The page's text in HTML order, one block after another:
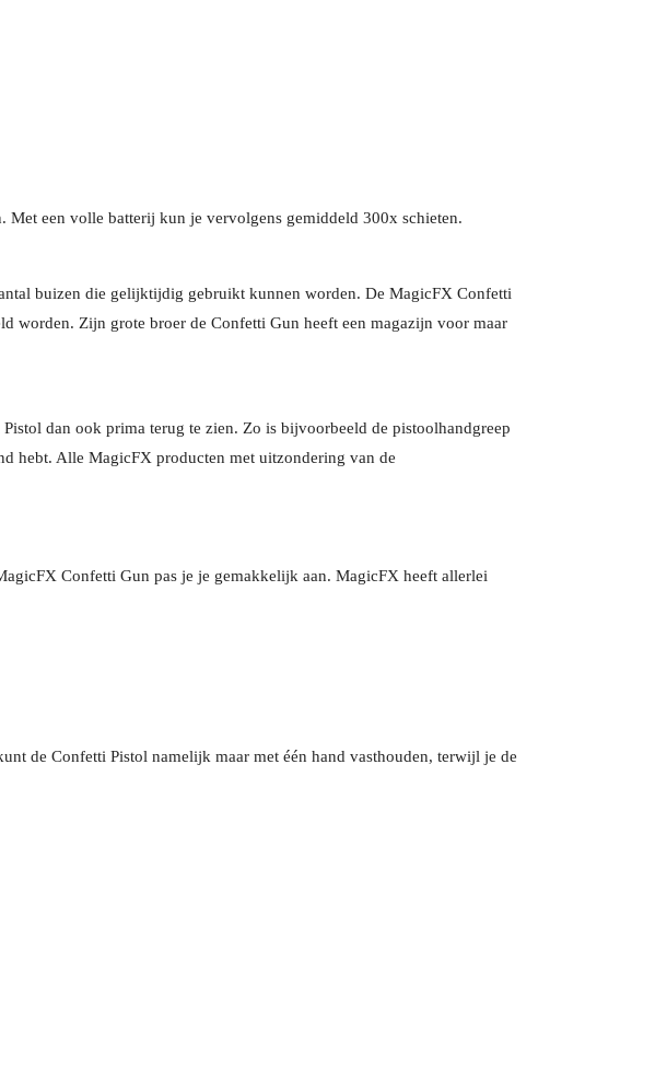
een volle batterij kun je vervolgens gemiddeld 300x schieten.
buizen die gelijktijdig gebruikt kunnen worden. De MagicFX Confetti
worden. Zijn grote broer de Confetti Gun heeft een magazijn voor maar
dan ook prima terug te zien. Zo is bijvoorbeeld de pistoolhandgreep
hebt. Alle MagicFX producten met uitzondering van de
Confetti Gun pas je je gemakkelijk aan. MagicFX heeft allerlei
de Confetti Pistol namelijk maar met één hand vasthouden, terwijl je de